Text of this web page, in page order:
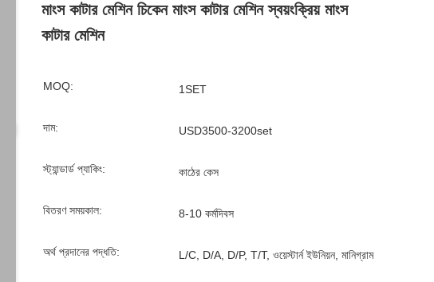
মাংস কাটার মেশিন চিকেন মাংস কাটার মেশিন স্বয়ংক্রিয় মাংস
কাটার মেশিন
MOQ: 1SET
দাম: USD3500-3200set
স্ট্যান্ডার্ড প্যাকিং: কাঠের কেস
বিতরণ সময়কাল: 8-10 কর্মদিবস
অর্থ প্রদানের পদ্ধতি: L/C, D/A, D/P, T/T, ওয়েস্টার্ন ইউনিয়ন, মানিগ্রাম